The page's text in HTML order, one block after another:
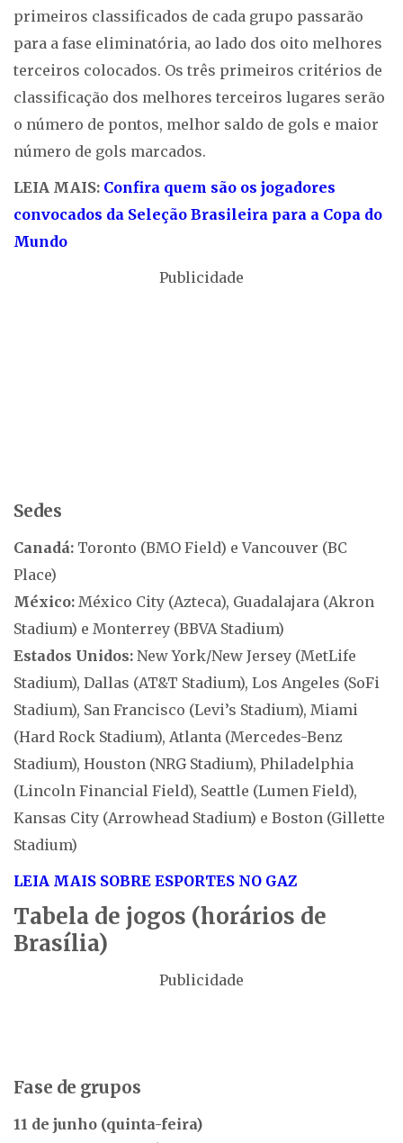
primeiros classificados de cada grupo passarão
para a fase eliminatória, ao lado dos oito melhores
terceiros colocados. Os três primeiros critérios de
classificação dos melhores terceiros lugares serão
o número de pontos, melhor saldo de gols e maior
número de gols marcados.
LEIA MAIS: Confira quem são os jogadores
convocados da Seleção Brasileira para a Copa do
Mundo
Publicidade
Sedes
Canadá: Toronto (BMO Field) e Vancouver (BC
Place)
México: México City (Azteca), Guadalajara (Akron
Stadium) e Monterrey (BBVA Stadium)
Estados Unidos: New York/New Jersey (MetLife
Stadium), Dallas (AT&T Stadium), Los Angeles (SoFi
Stadium), San Francisco (Levi’s Stadium), Miami
(Hard Rock Stadium), Atlanta (Mercedes-Benz
Stadium), Houston (NRG Stadium), Philadelphia
(Lincoln Financial Field), Seattle (Lumen Field),
Kansas City (Arrowhead Stadium) e Boston (Gillette
Stadium)
LEIA MAIS SOBRE ESPORTES NO GAZ
Tabela de jogos (horários de
Brasília)
Publicidade
Fase de grupos
11 de junho (quinta-feira)